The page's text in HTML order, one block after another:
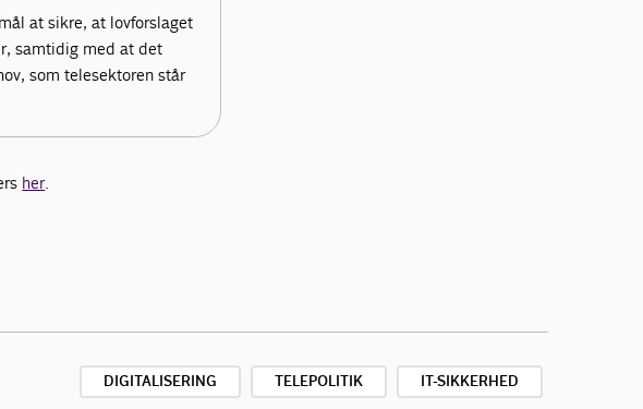
at sikre, at lovforslaget
samtidig med at det
som telesektoren står
her.
DIGITALISERING TELEPOLITIK IT-SIKKERHED